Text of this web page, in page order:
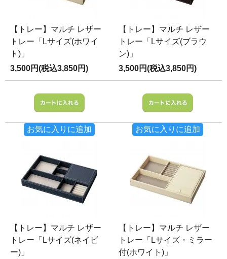
【トレー】マルチ レザー
トレー「Lサイズ(ホワイ
ト)」
3,500円(税込3,850円)
お気に入りに追加
【トレー】マルチ レザー
トレー「Lサイズ(ブラウ
ン)」
3,500円(税込3,850円)
お気に入りに追加
【トレー】マルチ レザー
トレー「Lサイズ(ネイビ
ー)」
【トレー】マルチ レザー
トレー「Lサイズ・ミラー
付(ホワイト)」